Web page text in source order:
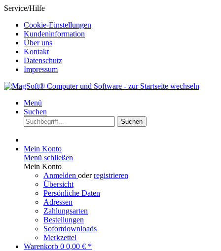
Service/Hilfe
Cookie-Einstellungen
Kundeninformation
Über uns
Kontakt
Datenschutz
Impressum
Menü
Suchen
Suchen
Mein Konto
Menü schließen
Mein Konto
Anmelden oderregistrieren
Übersicht
Persönliche Daten
Adressen
Zahlungsarten
Bestellungen
Sofortdownloads
Merkzettel
Warenkorb 0 0,00 € *